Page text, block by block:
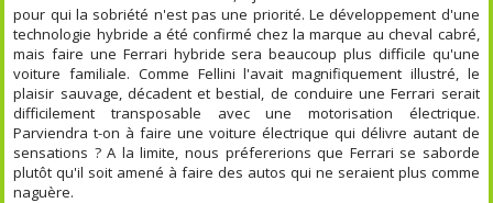
pour qui la sobriété n'est pas une priorité. Le développement d'une
technologie hybride a été confirmé chez la marque au cheval cabré,
mais faire une Ferrari hybride sera beaucoup plus difficile qu'une
voiture familiale. Comme Fellini l'avait magnifiquement illustré, le
plaisir sauvage, décadent et bestial, de conduire une Ferrari serait
difficilement transposable avec une motorisation électrique.
Parviendra t-on à faire une voiture électrique qui délivre autant de
sensations ? A la limite, nous préfererions que Ferrari se saborde
plutôt qu'il soit amené à faire des autos qui ne seraient plus comme
naguère.